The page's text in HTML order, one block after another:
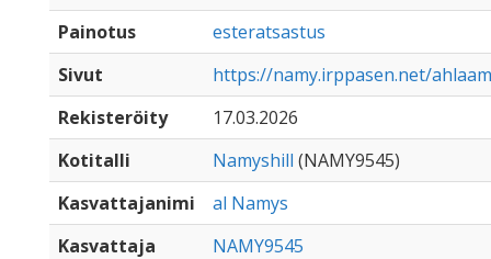
Painotus
esteratsastus
Sivut
https://namy.irppasen.net/
Rekisteröity
17.03.2026
Kotitalli
Namyshill (NAMY9545)
Kasvattajanimi
al Namys
Kasvattaja
NAMY9545